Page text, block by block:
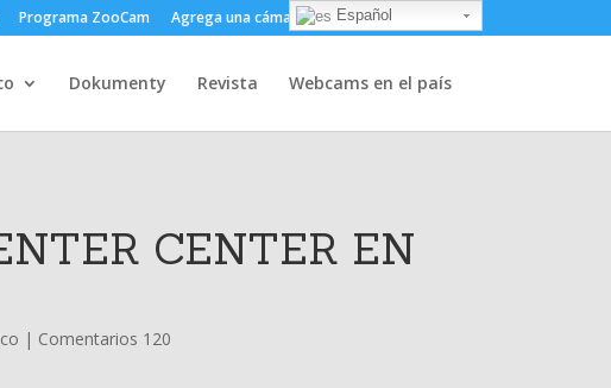
Programa ZooCam Agrega una cámara Sobre Contacto
Dokumenty Revista Webcams en el país
CENTER EN
| Comentarios 120
Español